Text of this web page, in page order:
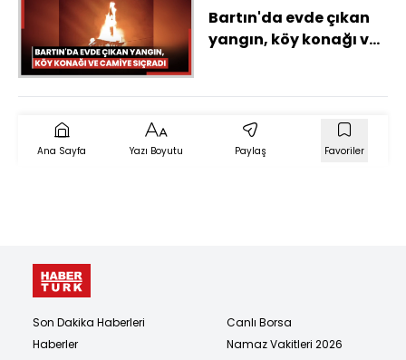
Bartın'da evde çıkan
yangın, köy konağı ve
Ana Sayfa Yazı Boyutu Paylaş Favoriler
Son Dakika Haberleri
Haberler
Canlı Borsa
Namaz Vakitleri 2026